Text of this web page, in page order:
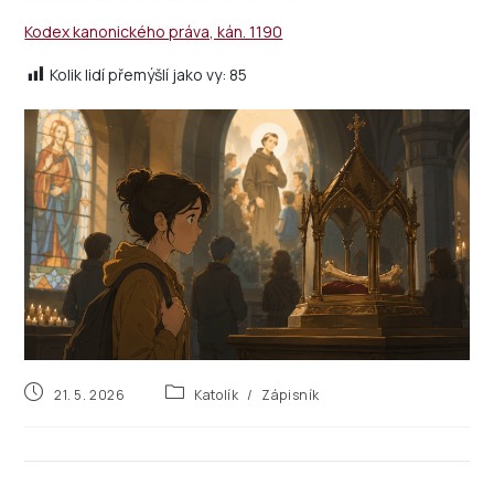
Kodex kanonického práva, kán. 1190
Kolik lidí přemýšlí jako vy: 85
21. 5. 2026 Katolík / Zápisník